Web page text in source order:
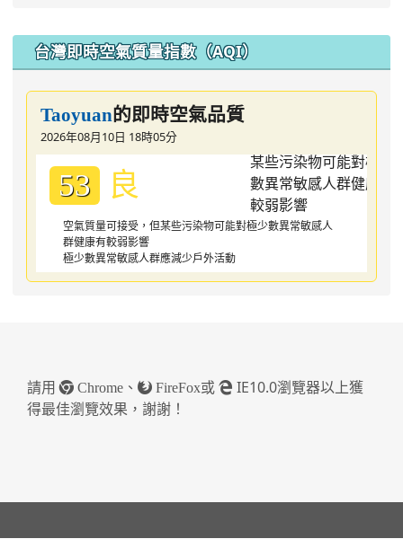
台灣即時空氣質量指數（AQI）
Taoyuan的即時空氣品質
2026年08月10日 18時05分
53 良
空氣質量可接受，但某些污染物可能對極少數異常敏感人
群健康有較弱影響
極少數異常敏感人群應減少戶外活動
請用 Chrome 、 FireFox或
IE10.0瀏覽器以上獲
得最佳瀏覽效果，謝謝！